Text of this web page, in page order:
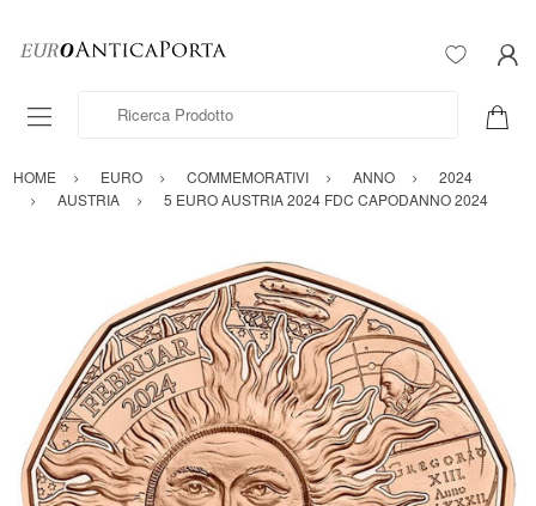
Ricerca Prodotto
HOME EURO COMMEMORATIVI ANNO
2024
AUSTRIA
5 EURO AUSTRIA 2024 FDC CAPODANNO 2024